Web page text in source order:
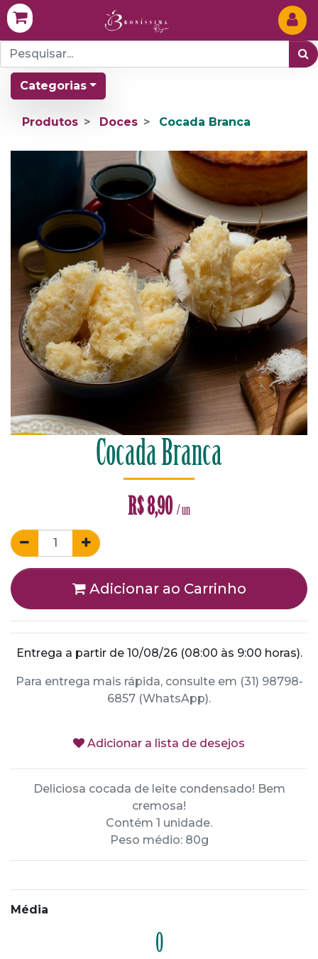
Categorias
Produtos Doces Cocada Branca
Cocada Branca
R$8,90 / un
Adicionar ao Carrinho
Entrega a partir de 10/08/26 (08:00 às 9:00 horas).
Para entrega mais rápida, consulte em (31) 98798-
6857 (WhatsApp).
Adicionar a lista de desejos
Deliciosa cocada de leite condensado! Bem
cremosa!
Contém 1 unidade.
Peso médio: 80g
Média
0